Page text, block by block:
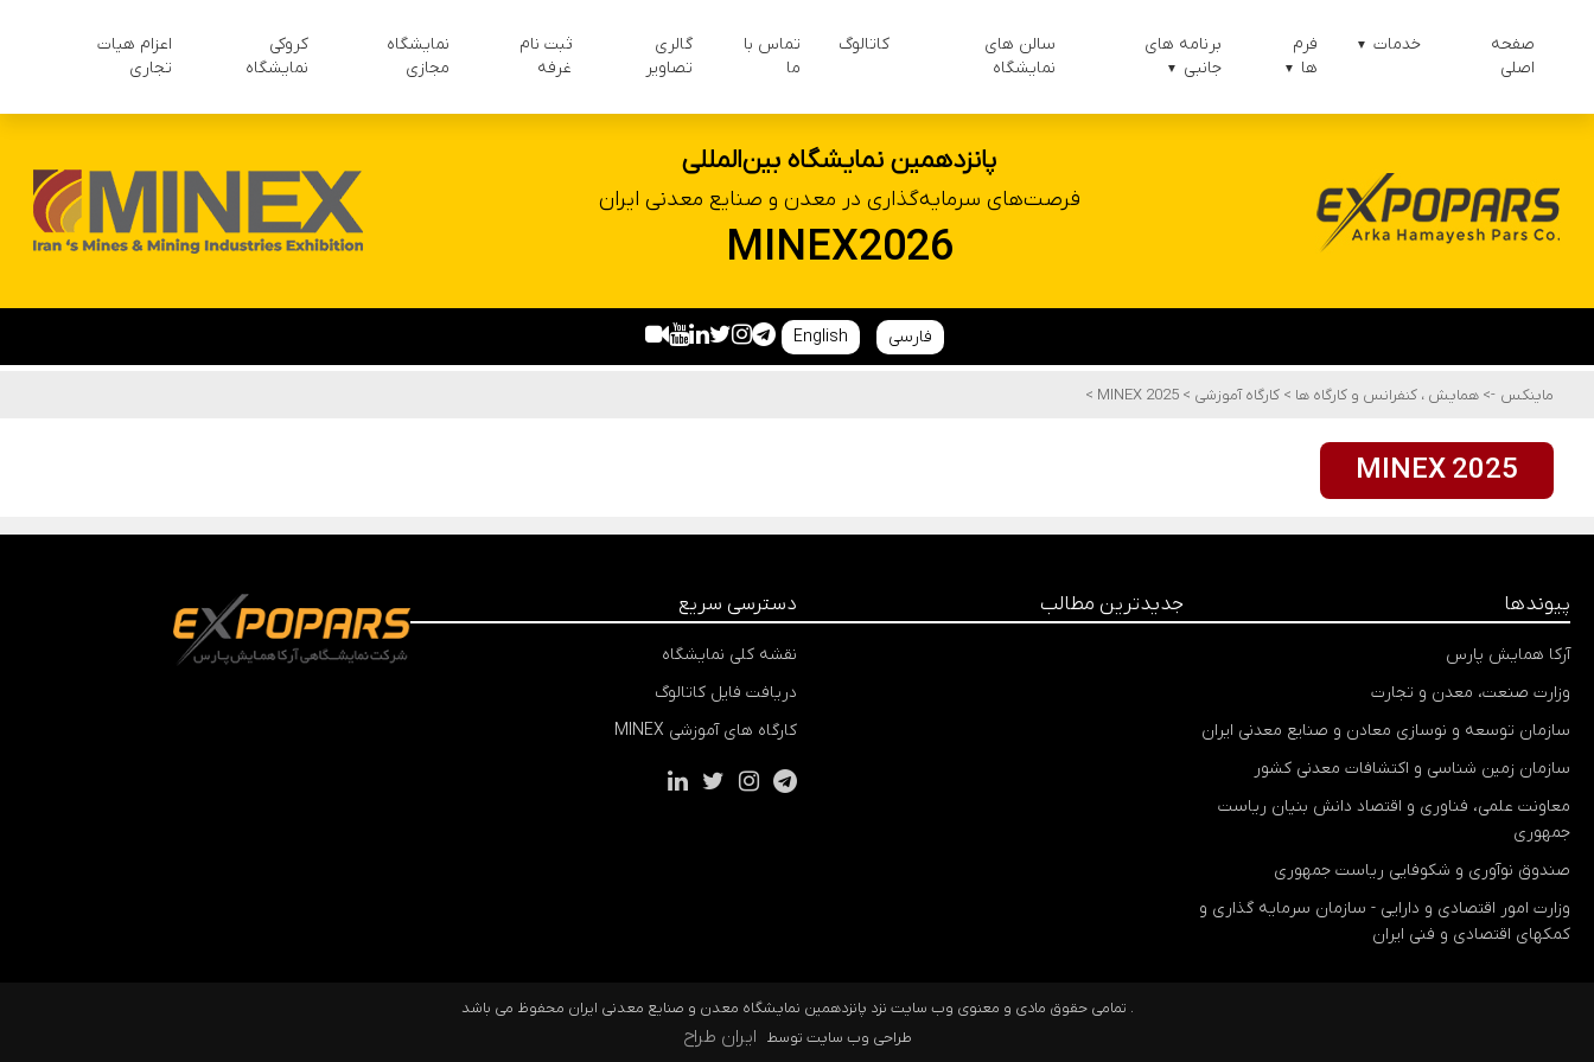
صفحه
اصلی
خدمات ▼
فرم
ها
▼
برنامه های
جانبی
▼
سالن های
نمایشگاه
کاتالوگ
تماس با
ما
گالری
تصاویر
ثبت نام
غرفه
نمایشگاه
مجازی
کروکی
نمایشگاه
اعزام هیات
تجاری
پانزدهمین نمایشگاه بین‌المللی
فرصت‌های سرمایه‌گذاری در معدن و صنایع معدنی ایران
MINEX2026
فارسی English
ماینکس -> همایش ، کنفرانس و کارگاه ها > کارگاه آموزشی >
MINEX 2025
>
MINEX 2025
پیوندها
آرکا همایش پارس
وزارت صنعت، معدن و تجارت
سازمان توسعه و نوسازی معادن و صنایع معدنی ایران
سازمان زمین شناسی و اکتشافات معدنی کشور
معاونت علمی، فناوری و اقتصاد دانش بنیان ریاست
جمهوری
صندوق نوآوری و شکوفایی ریاست جمهوری
وزارت امور اقتصادی و دارایی - سازمان سرمایه گذاری و
کمکهای اقتصادی و فنی ایران
جدیدترین مطالب دسترسی سریع
نقشه کلی نمایشگاه
دریافت فایل کاتالوگ
کارگاه های آموزشی MINEX
تمامی حقوق مادی و معنوی وب سایت نزد پانزدهمین نمایشگاه معدن و صنایع معدنی ایران محفوظ می باشد .
طراحی وب سایت توسط ایران طراح